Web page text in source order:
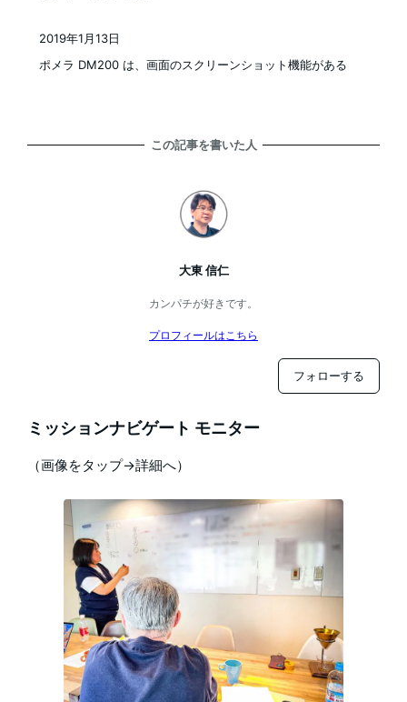
ポメラ DM200 は、画面のスクリーンショット機能がある
2019年1月13日
この記事を書いた人
大東 信仁
カンパチが好きです。
プロフィールはこちら
フォローする
ミッションナビゲート モニター
（画像をタップ→詳細へ）